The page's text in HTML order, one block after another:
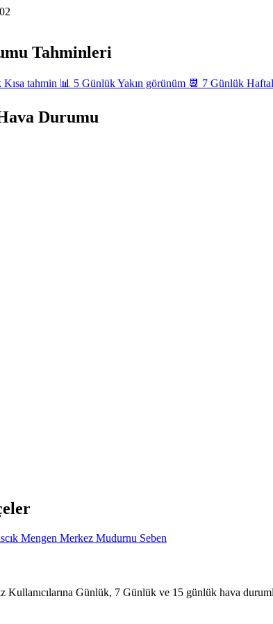
Tahminleri
Kısa tahmin 📊 5 GünlükYakın görünüm 📆 7 Günlük
Durumu
Mengen Merkez Mudurnu Seben
Günlük, 7 Günlük ve 15 günlük hava